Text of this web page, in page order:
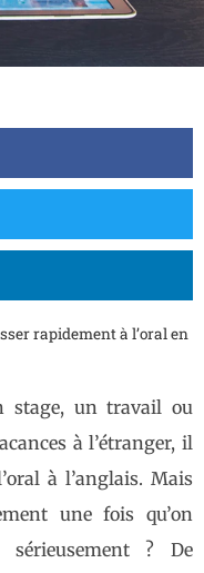
rapidement à l’oral en
stage, un travail ou
à l’étranger, il
à l’anglais. Mais
une fois qu’on
sérieusement ? De